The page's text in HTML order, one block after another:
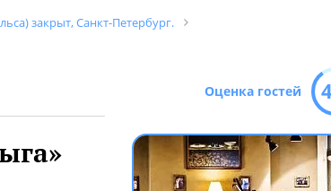
закрыт, Санкт-Петербург.
Оценка гостей